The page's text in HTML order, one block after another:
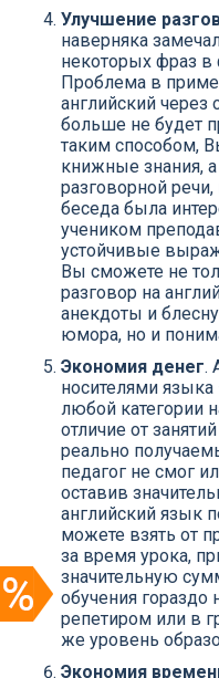
Улучшение
наверняка
некоторых фраз в
Проблема в
английский через
больше не будет
таким способом,
книжные знания,
разговорной
беседа была
учеником
устойчивые
Вы сможете не
разговор на
анекдоты и
юмора, но и
Экономия денег.
носителями
любой категории
отличие от
реально
педагог не смог
оставив
английский язык
можете взять от
за время урока,
значительную
обучения гораздо
репетиром или в
же уровень
Экономия